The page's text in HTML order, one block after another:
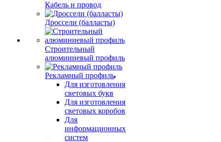
Кабель и провод
Дроссели (балласты)
Строительный
алюминиевый профиль
Рекламный профиль
Для изготовления
световых букв
Для изготовления
световых коробов
Для
информационных
систем